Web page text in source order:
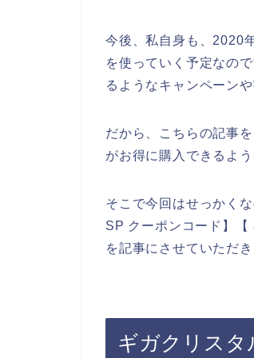
今後、私自身も、2020
を使っていく予定なの
るようなキャンペーン
だから、こちらの記事
がお得に購入できるよ
そこで今回はせっかく
SP クーポンコード】
を記事にさせていただき
ギガクリスタ